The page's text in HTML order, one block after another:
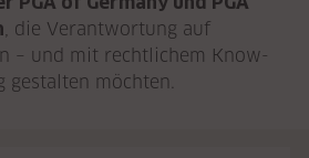
, die Verantwortung auf
– und mit rechtlichem Know-
gestalten möchten.